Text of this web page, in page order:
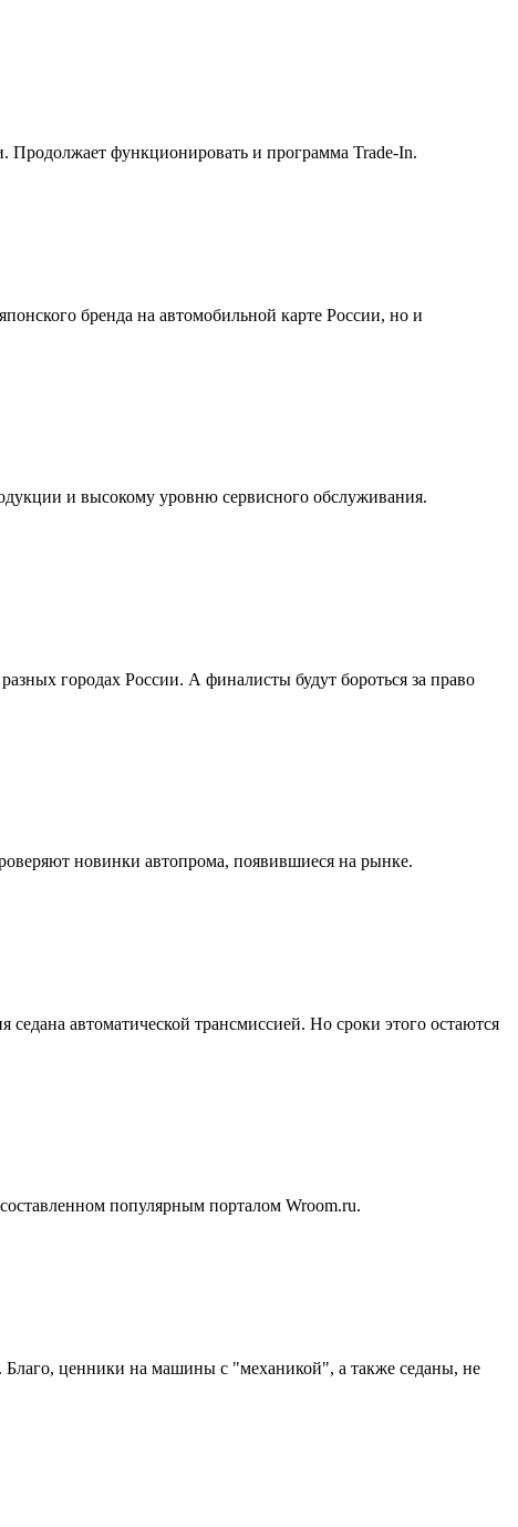
Продолжает функционировать и программа Trade-In.
бренда на автомобильной карте России, но и
и высокому уровню сервисного обслуживания.
городах России. А финалисты будут бороться за право
новинки автопрома, появившиеся на рынке.
автоматической трансмиссией. Но сроки этого остаются
популярным порталом Wroom.ru.
ценники на машины с "механикой", а также седаны, не